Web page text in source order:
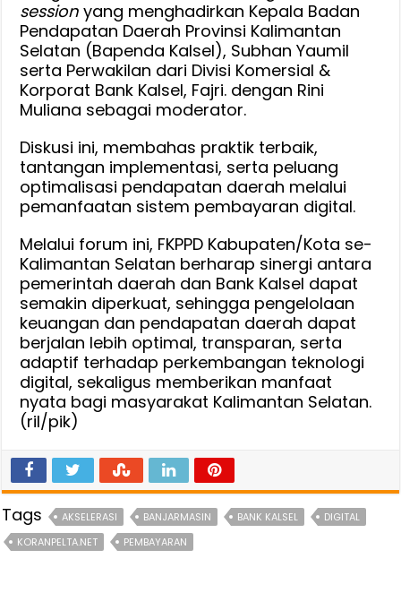
session yang menghadirkan Kepala Badan
Pendapatan Daerah Provinsi Kalimantan
Selatan (Bapenda Kalsel), Subhan Yaumil
serta Perwakilan dari Divisi Komersial &
Korporat Bank Kalsel, Fajri. dengan Rini
Muliana sebagai moderator.
Diskusi ini, membahas praktik terbaik,
tantangan implementasi, serta peluang
optimalisasi pendapatan daerah melalui
pemanfaatan sistem pembayaran digital.
Melalui forum ini, FKPPD Kabupaten/Kota se-
Kalimantan Selatan berharap sinergi antara
pemerintah daerah dan Bank Kalsel dapat
semakin diperkuat, sehingga pengelolaan
keuangan dan pendapatan daerah dapat
berjalan lebih optimal, transparan, serta
adaptif terhadap perkembangan teknologi
digital, sekaligus memberikan manfaat
nyata bagi masyarakat Kalimantan Selatan.
(ril/pik)
Tags AKSELERASI BANJARMASIN BANK KALSEL
DIGITAL
KORANPELTA.NET
PEMBAYARAN